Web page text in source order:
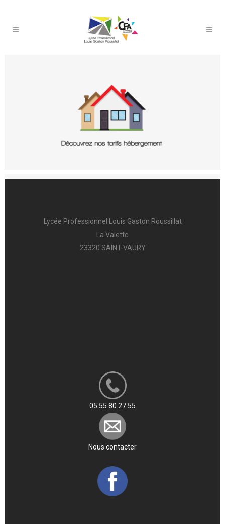
Lycée Professionnel Louis Gaston Roussillat
La Valette
23320 SAINT-VAURY
05 55 80 27 55
Nous contacter